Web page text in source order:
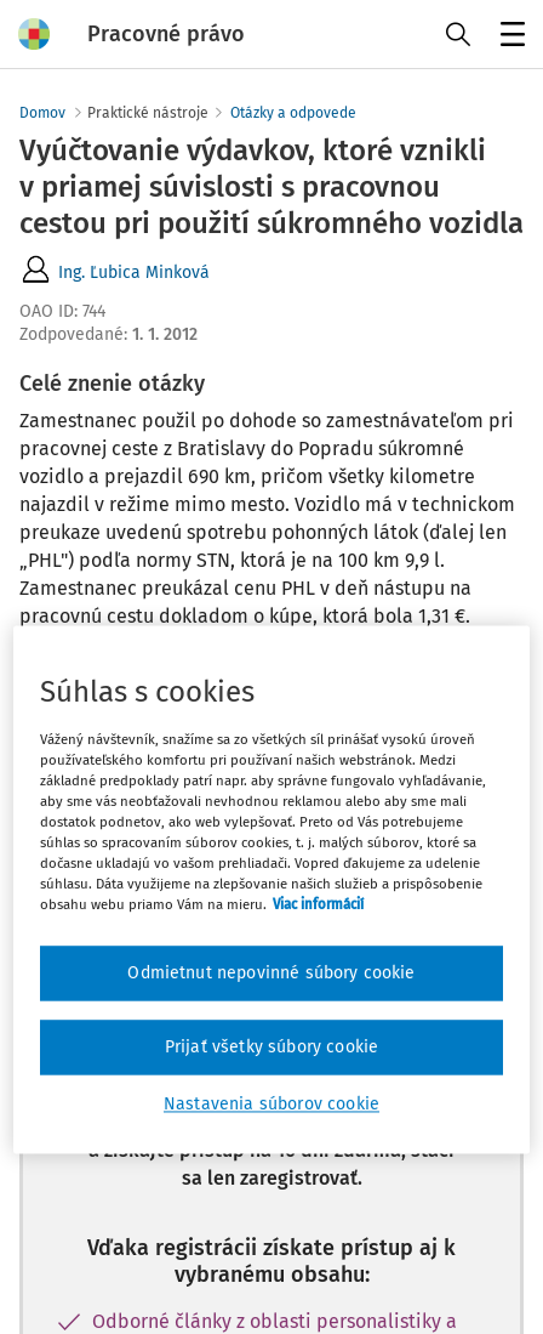
Pracovné právo
Domov Praktické nástroje Otázky a odpovede
Vyúčtovanie výdavkov, ktoré vznikli
v priamej súvislosti s pracovnou
cestou pri použití súkromného vozidla
Ing. Ľubica Minková
OAO ID: 744
Zodpovedané: 1. 1. 2012
Celé znenie otázky
Zamestnanec použil po dohode so zamestnávateľom pri
pracovnej ceste z Bratislavy do Popradu súkromné
vozidlo a prejazdil 690 km, pričom všetky kilometre
najazdil v režime mimo mesto. Vozidlo má v technickom
preukaze uvedenú spotrebu pohonných látok (ďalej len
„PHL") podľa normy STN, ktorá je na 100 km 9,9 l.
Zamestnanec preukázal cenu PHL v deň nástupu na
pracovnú cestu dokladom o kúpe, ktorá bola 1,31 €.
Odpoveď
Máte predplatné? Prihláste sa
Ups, zatiaľ ste si prečítali len
začiatok...
Celý odborný obsah z tejto oblasti je
dostupný predplatiteľom portálu.
a získajte prístup na 10 dní zdarma, stačí
sa len zaregistrovať.
Vďaka registrácii získate prístup aj k
vybranému obsahu:
Odborné články z oblasti personalistiky a
Súhlas s cookies
Vážený návštevník, snažíme sa zo všetkých síl prinášať vysokú úroveň
používateľského komfortu pri používaní našich webstránok. Medzi
základné predpoklady patrí napr. aby správne fungovalo vyhľadávanie,
aby sme vás neobťažovali nevhodnou reklamou alebo aby sme mali
dostatok podnetov, ako web vylepšovať. Preto od Vás potrebujeme
súhlas so spracovaním súborov cookies, t. j. malých súborov, ktoré sa
dočasne ukladajú vo vašom prehliadači. Vopred ďakujeme za udelenie
súhlasu. Dáta využijeme na zlepšovanie našich služieb a prispôsobenie
obsahu webu priamo Vám na mieru. Viac informácií
Nastavenia súborov cookie
Odmietnut nepovinné súbory cookie
Prijať všetky súbory cookie